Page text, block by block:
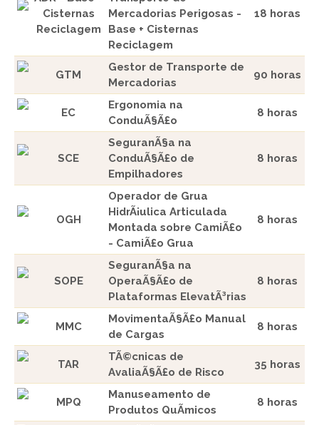
Cisternas
Reciclagem
Mercadorias Perigosas -
Base + Cisternas
Reciclagem
18 horas
GTM
Gestor de Transporte de
Mercadorias
90 horas
EC
Ergonomia na
ConduÃ§Ã£o
8 horas
SCE
SeguranÃ§a na
ConduÃ§Ã£o de
Empilhadores
8 horas
OGH
Operador de Grua
HidrÃ¡ulica Articulada
Montada sobre CamiÃ£o
- CamiÃ£o Grua
8 horas
SOPE
SeguranÃ§a na
OperaÃ§Ã£o de
Plataformas ElevatÃ³rias
8 horas
MMC
MovimentaÃ§Ã£o Manual
de Cargas
8 horas
TAR
TÃ©cnicas de
AvaliaÃ§Ã£o de Risco
35 horas
MPQ
Manuseamento de
Produtos QuÃ­micos
8 horas